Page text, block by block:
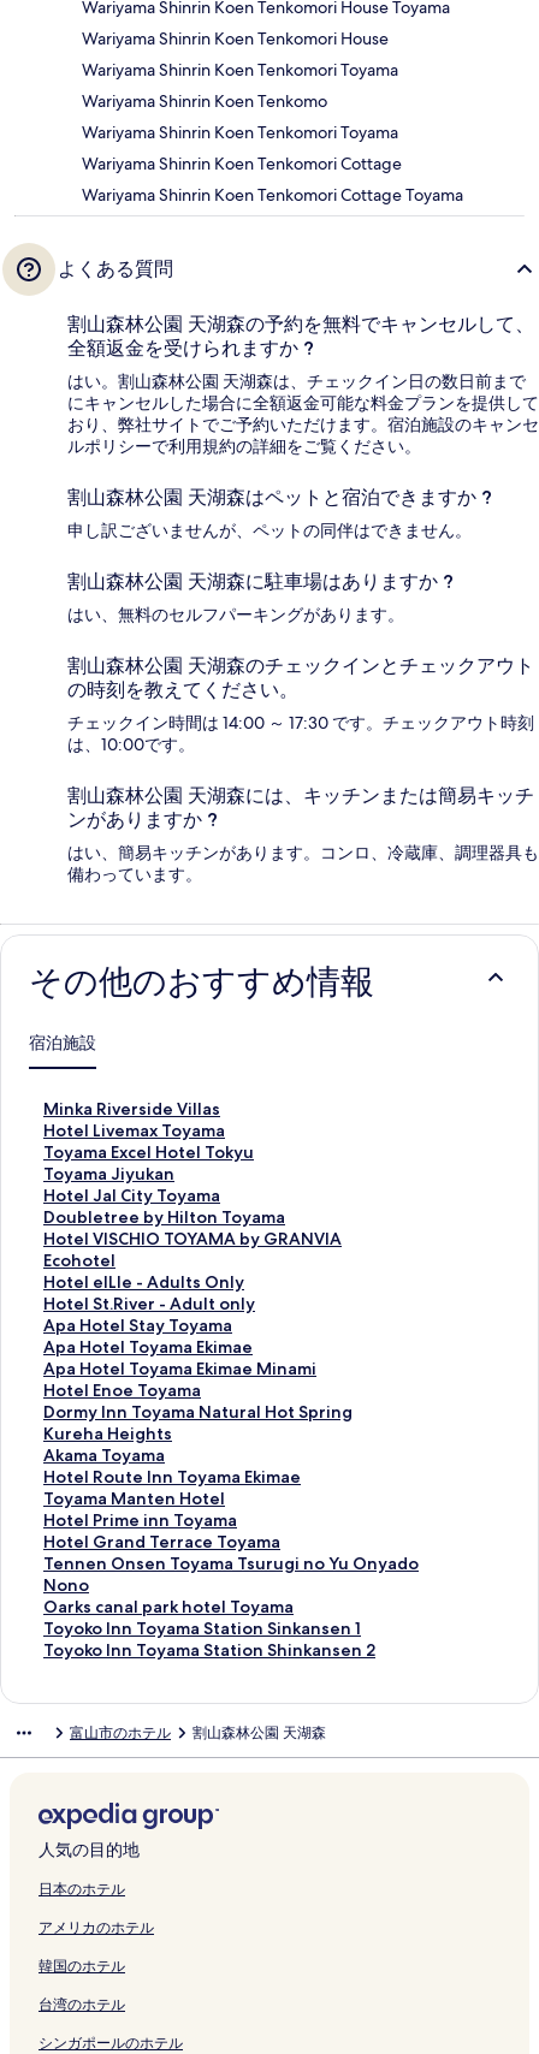
Wariyama Shinrin Koen Tenkomori House Toyama
Wariyama Shinrin Koen Tenkomori House
Wariyama Shinrin Koen Tenkomori Toyama
Wariyama Shinrin Koen Tenkomo
Wariyama Shinrin Koen Tenkomori Toyama
Wariyama Shinrin Koen Tenkomori Cottage
Wariyama Shinrin Koen Tenkomori Cottage Toyama
よくある質問
割山森林公園 天湖森の予約を無料でキャンセルして、
全額返金を受けられますか ?
はい。割山森林公園 天湖森は、チェックイン日の数日前まで
にキャンセルした場合に全額返金可能な料金プランを提供して
おり、弊社サイトでご予約いただけます。宿泊施設のキャンセ
ルポリシーで利用規約の詳細をご覧ください。
割山森林公園 天湖森はペットと宿泊できますか ?
申し訳ございませんが、ペットの同伴はできません。
割山森林公園 天湖森に駐車場はありますか ?
はい、無料のセルフパーキングがあります。
割山森林公園 天湖森のチェックインとチェックアウト
の時刻を教えてください。
チェックイン時間は 14:00 ～ 17:30 です。チェックアウト時刻
は、10:00です。
割山森林公園 天湖森には、キッチンまたは簡易キッチ
ンがありますか ?
はい、簡易キッチンがあります。コンロ、冷蔵庫、調理器具も
備わっています。
その他のおすすめ情報
宿泊施設
Minka Riverside Villas
M
i
n
k
a
R
i
v
e
r
s
i
d
e
V
i
l
l
a
s
の
ペ
ー
ジ
を
開
ク
Hotel Livemax Toyama
H
o
t
e
l
L
i
v
e
m
a
x
T
o
y
a
m
a
の
ペ
ー
ジ
を
開
く
Toyama Excel Hotel Tokyu
T
o
y
a
m
a
E
x
c
e
l
H
o
t
e
l
T
o
k
y
u
の
ペ
ー
く
リ
Toyama Jiyukan
T
o
y
a
m
a
J
i
y
u
k
a
n
の
ペ
ー
ジ
を
開
く
リ
ン
ク
Hotel Jal City Toyama
H
o
t
e
l
J
a
l
C
i
t
y
T
o
y
a
m
a
の
ペ
ー
ジ
リ
ン
Doubletree by Hilton Toyama
D
o
u
b
l
e
t
r
e
e
b
y
H
i
l
t
o
n
T
o
y
の
ペ
を
開
く
リ
ク
Hotel VISCHIO TOYAMA by GRANVIA
H
o
t
e
l
V
I
S
C
H
I
O
T
O
Y
A
M
A
b
y
V
の
ペ
ー
ジ
開
リ
ン
ク
Ecohotel
E
c
o
h
o
t
e
l
の
ペ
ー
ジ
を
開
く
リ
ン
ク
Hotel elLle - Adults Only
H
o
t
e
l
e
l
L
l
e
-
A
d
u
l
t
s
O
の
ペ
を
開
く
リ
ク
Hotel St.River - Adult only
H
o
t
e
l
S
t
.
R
i
v
e
r
-
A
d
u
l
ペ
ー
ジ
を
く
ン
ク
Apa Hotel Stay Toyama
A
p
a
H
o
t
e
l
S
t
a
y
T
o
y
a
ペ
ー
開
く
リ
ン
Apa Hotel Toyama Ekimae
A
p
a
H
o
t
e
l
T
o
y
a
m
a
E
e
ー
ジ
を
開
リ
ク
Apa Hotel Toyama Ekimae Minami
A
p
a
H
o
t
e
l
T
o
y
a
m
a
m
a
i
n
m
の
ー
ジ
を
開
Hotel Enoe Toyama
H
o
t
e
l
E
n
o
e
T
o
y
a
ペ
ー
開
く
リ
ン
Dormy Inn Toyama Natural Hot Spring
D
o
r
m
y
I
n
n
T
o
y
a
t
a
l
H
o
S
r
i
n
g
Kureha Heights
K
u
r
e
h
a
H
e
i
g
h
ペ
ー
開
く
リ
ン
Akama Toyama
A
k
a
m
a
T
o
y
a
m
ー
ジ
く
リ
ン
ク
Hotel Route Inn Toyama Ekimae
H
o
t
e
l
R
o
u
t
T
a
m
E
i
a
e
の
ペ
Toyama Manten Hotel
T
o
y
a
m
a
M
a
H
e
l
の
ペ
ジ
開
く
リ
ン
Hotel Prime inn Toyama
H
o
t
e
l
P
r
n
o
y
m
の
ー
ジ
を
開
Hotel Grand Terrace Toyama
H
o
t
e
l
G
T
r
a
e
o
a
m
a
の
Tennen Onsen Toyama Tsurugi no Yu Onyado
Nono
T
e
n
n
e
e
o
y
m
T
u
r
u
g
Oarks canal park hotel Toyama
O
a
r
n
p
a
k
o
e
l
T
o
Toyoko Inn Toyama Station Sinkansen 1
T
o
I
T
o
a
a
t
a
t
i
Toyoko Inn Toyama Station Shinkansen 2
T
o
n
T
y
m
S
t
a
t
富山市のホテル 割山森林公園 天湖森
人気の目的地
日本のホテル
アメリカのホテル
韓国のホテル
台湾のホテル
シンガポールのホテル